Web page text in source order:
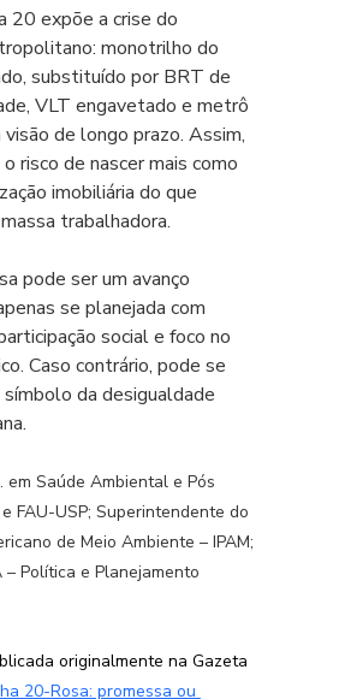
20 expõe a crise do
monotrilho do
substituído por BRT de
VLT engavetado e metrô
de longo prazo. Assim,
risco de nascer mais como
imobiliária do que
trabalhadora.
pode ser um avanço
se planejada com
social e foco no
Caso contrário, pode se
da desigualdade
em Saúde Ambiental e Pós
FAU-USP; Superintendente do
de Meio Ambiente – IPAM;
– Política e Planejamento
originalmente na Gazeta
20-Rosa: promessa ou